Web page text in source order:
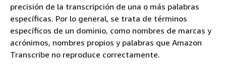
precisión de la transcripción de una o más palabras
específicas. Por lo general, se trata de términos
específicos de un dominio, como nombres de marcas y
acrónimos, nombres propios y palabras que Amazon
Transcribe no reproduce correctamente.